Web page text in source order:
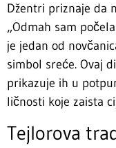
Džentri priznaje da
„Odmah sam
je jedan od
simbol sreće. Ovaj
prikazuje ih u
ličnosti koje zaista
Tejlorova